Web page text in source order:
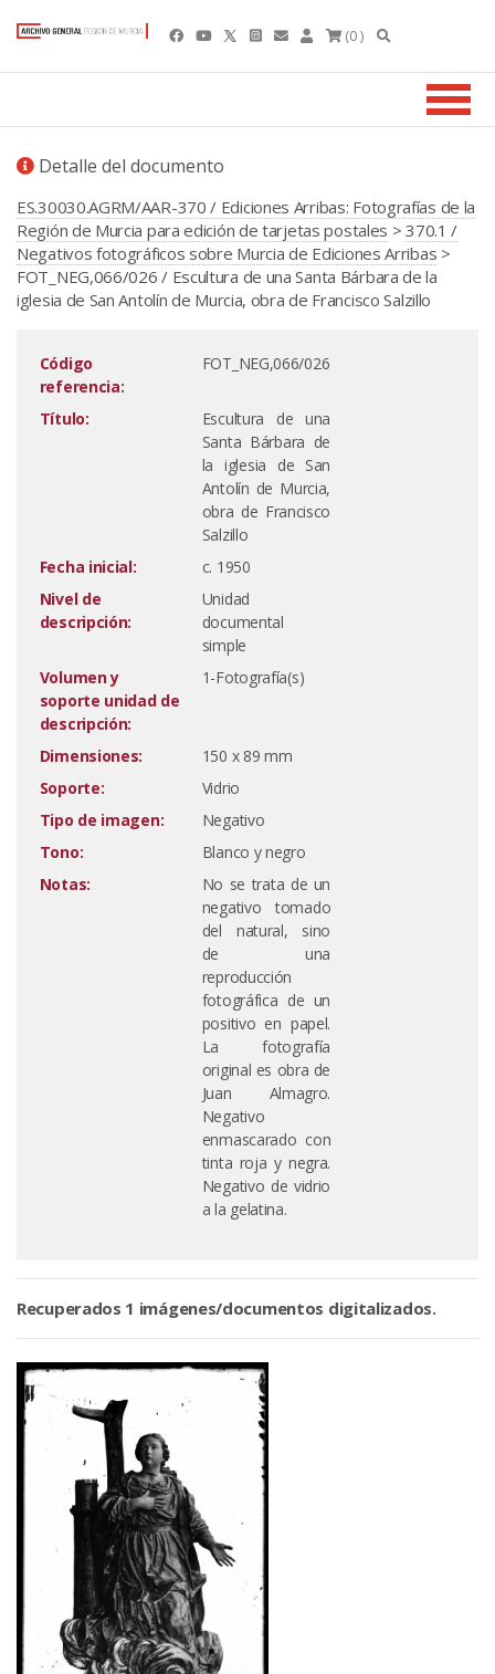
(0 )
Detalle del documento
ES.30030.AGRM/AAR-370 / Ediciones Arribas: Fotografías de la
Región de Murcia para edición de tarjetas postales >370.1 /
Negativos fotográficos sobre Murcia de Ediciones Arribas >
FOT_NEG,066/026 / Escultura de una Santa Bárbara de la
iglesia de San Antolín de Murcia, obra de Francisco Salzillo
Código
referencia:
FOT_NEG,066/026
Título:
Escultura de una
Santa Bárbara de
la iglesia de San
Antolín de Murcia,
obra de Francisco
Salzillo
Fecha inicial:
c. 1950
Nivel de
descripción:
Unidad
documental
simple
Volumen y
soporte unidad de
descripción:
1-Fotografía(s)
Dimensiones:
150 x 89 mm
Soporte:
Vidrio
Tipo de imagen:
Negativo
Tono:
Blanco y negro
Notas:
No se trata de un
negativo tomado
del natural, sino
de una
reproducción
fotográfica de un
positivo en papel.
La fotografía
original es obra de
Juan Almagro.
Negativo
enmascarado con
tinta roja y negra.
Negativo de vidrio
a la gelatina.
Recuperados 1 imágenes/documentos digitalizados.